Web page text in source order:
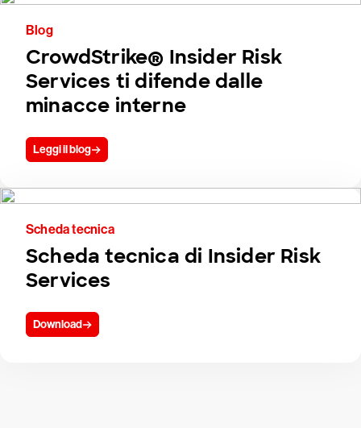
Blog
CrowdStrike® Insider Risk
Services ti difende dalle
minacce interne
Leggi il blog
Scheda tecnica
Scheda tecnica di Insider Risk
Services
Download